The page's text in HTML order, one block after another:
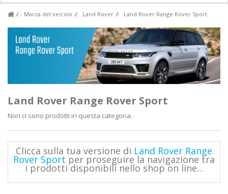
Marca del veicolo Land Rover Land Rover Range Rover Sport
Land Rover Range Rover Sport
Non ci sono prodotti in questa categoria.
Clicca sulla tua versione di Land Rover Range
Rover Sport per proseguire la navigazione tra
i prodotti disponibili nello shop on line...